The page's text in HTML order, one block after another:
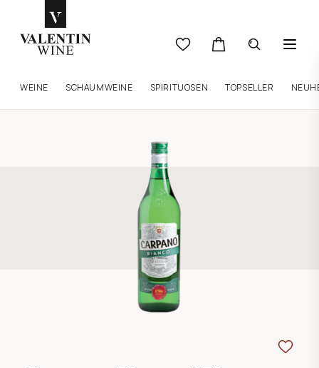
WEINE SCHAUMWEINE SPIRITUOSEN TOPSELLER